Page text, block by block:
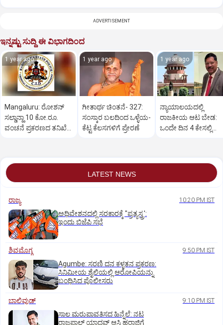
ADVERTISEMENT
ಇನ್ನಷ್ಟು ಸುದ್ದಿ ಈ ವಿಭಾಗದಿಂದ
1 year ago
Mangaluru: ರೋಶನ್‌
ಸಲ್ಡಾನ್ಹಾ 10 ಕೋ.ರೂ.
ವಂಚನೆ ಪ್ರಕರಣದ ತನಿಖೆ
1 year ago
ಗೀತಾರ್ಥ ಚಿಂತನೆ- 327:
ಸಂಸ್ಕಾರ ಬಲದಿಂದ ಒಳ್ಳೆಯ-
ಕೆಟ್ಟ ಕೆಲಸಗಳಿಗೆ ಪ್ರೇರಣೆ
1 year ago
ನ್ಯಾಯಾಲಯದಲ್ಲಿ
ರಾಜಕೀಯ ಆಟ ಬೇಡ:
ಒಂದೇ ದಿನ 4 ಕೇಸಲ್ಲಿ
LATEST NEWS
ರಾಜ್ಯ 10:20 PM IST
ಅಧಿವೇಶನದಲ್ಲಿ ಸರಕಾರಕ್ಕೆ "ಪ್ರತ್ಯಸ್ತ್ರ':
ಇಂದು ಬಿಜೆಪಿ ಸಭೆ
ಶಿವಮೊಗ್ಗ 9:50 PM IST
Agumbe: ಸರಣಿ ದನ ಕಳ್ಳತನ ಪ್ರಕರಣ:
ಸಿನಿಮೀಯ ಶೈಲಿಯಲ್ಲಿ ಆರೋಪಿಯನ್ನು
ಬಂಧಿಸಿದ ಪೊಲೀಸರು
ಬಾಲಿವುಡ್‌ 9:10 PM IST
ಸಾಲ ಮರುಪಾವತಿಸದ ಹಿನ್ನೆಲೆ: ನಟ
ರಾಜಪಾಲ್ ಯಾದವ್‌ ಆಸ್ತಿ ಹರಾಜಿಗೆ